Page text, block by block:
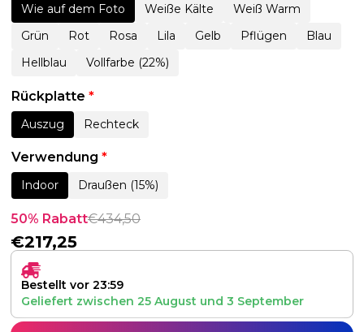
Wie auf dem Foto Weiße Kälte
Weiß Warm
Grün
Rot Rosa Lila Gelb Pflügen
Blau
Hellblau
Vollfarbe (22%)
Rückplatte *
Auszug Rechteck
Verwendung *
Indoor Draußen (15%)
50% Rabatt€434,50
€217,25
Bestellt vor 23:59
Geliefert zwischen 25 August und 3 September